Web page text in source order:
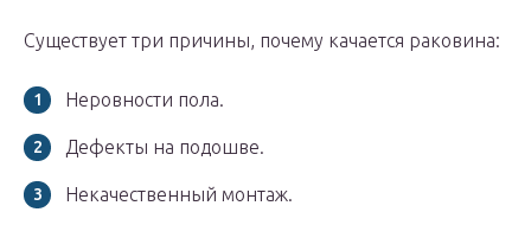
Существует три причины, почему качается раковина:
Неровности пола.
Дефекты на подошве.
Некачественный монтаж.